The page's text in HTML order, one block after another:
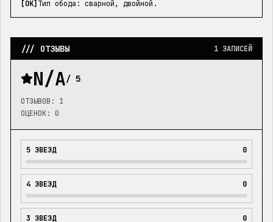
[OK] Тип обода: сварной, двойной.
/// ОТЗЫВЫ 1 ЗАПИСЕЙ
N/A/ 5
ОТЗЫВОВ: 1
ОЦЕНОК: 0
5 ЗВЕЗД 0
4 ЗВЕЗД 0
3 ЗВЕЗД 0